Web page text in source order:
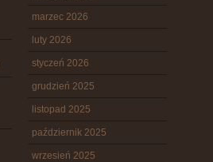
marzec 2026
luty 2026
styczeń 2026
grudzień 2025
listopad 2025
październik 2025
wrzesień 2025